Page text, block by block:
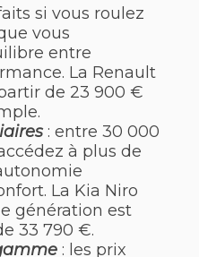
si vous roulez
vous
entre
La Renault
de 23 900 €
: entre 30 000
à plus de
La Kia Niro
génération est
33 790 €.
: les prix